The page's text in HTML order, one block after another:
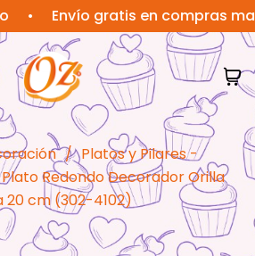
Envío gratis en compras mayores
/ Platos y Pilares -
Plato Redondo Decorador Orilla
20 cm (302-4102)